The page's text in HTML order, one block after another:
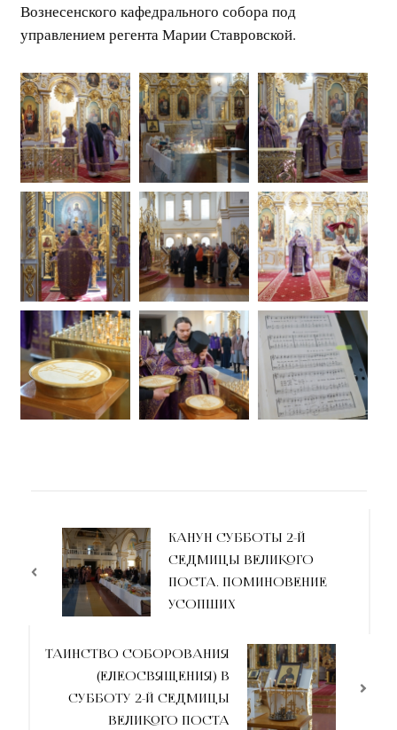
Вознесенского кафедрального собора под
управлением регента Марии Ставровской.
КАНУН СУББОТЫ 2-Й
СЕДМИЦЫ ВЕЛИКОГО
ПОСТА. ПОМИНОВЕНИЕ
УСОПШИХ
ТАИНСТВО СОБОРОВАНИЯ
(ЕЛЕОСВЯЩЕНИЯ) В
СУББОТУ 2-Й СЕДМИЦЫ
ВЕЛИКОГО ПОСТА